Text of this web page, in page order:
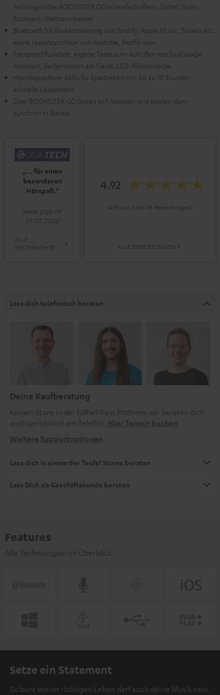
Anbringen des BOOMSTER GO an einfach allem: Gürtel, Stativ,
Rucksack, Weltraumkapsel
Bluetooth für Musikstreaming von Spotify, Apple Music, TuneIn etc.
sowie lippensynchron von Youtube, Netflix usw.
Freisprechfunktion, eigene Taste zum Aufrufen von Siri/Google
Assistant, Bedientasten am Gerät, LED-Akkuanzeige
Hochkapazitiver Akku für Spielzeiten von bis zu 10 Stunden,
schnelle Ladezeiten
Zwei BOOMSTER GO lassen sich koppeln und spielen dann
synchron in Stereo
„… für einen
besonderen
Hörspaß.“
www.giga.de
25.02.2020
ALLE
TESTBERICHTE
4.92
(4.92 von 5 bei 38 Bewertungen)
ALLE BEWERTUNGEN
Lass dich telefonisch beraten
Deine Kaufberatung
Keinen Store in der Nähe? Kein Problem, wir beraten dich
auch persönlich am Telefon. Hier Termin buchen
Weitere Supportoptionen
Lass dich in einem der Teufel Stores beraten
Lass Dich als Geschäftskunde beraten
Features
Alle Technologien im Überblick
Setze ein Statement
So bunt wie im richtigen Leben darf auch deine Musik sein.